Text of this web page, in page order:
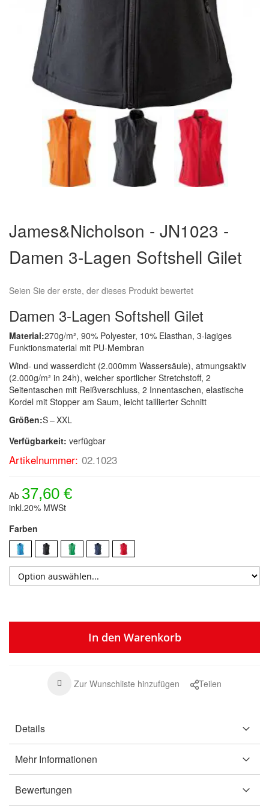
der
Bildergalerie
springen
James&Nicholson - JN1023 -
Damen 3-Lagen Softshell Gilet
Seien Sie der erste, der dieses Produkt bewertet
Damen 3-Lagen Softshell Gilet
Material:270g/m², 90% Polyester, 10% Elasthan, 3-lagiges
Funktionsmaterial mit PU-Membran
Wind- und wasserdicht (2.000mm Wassersäule), atmungsaktiv
(2.000g/m² in 24h), weicher sportlicher Stretchstoff, 2
Seitentaschen mit Reißverschluss, 2 Innentaschen, elastische
Kordel mit Stopper am Saum, leicht taillierter Schnitt
Größen:S – XXL
Verfügbarkeit: verfügbar
Artikelnummer: 02.1023
Ab 37,60 €
inkl.20% MWSt
Farben
In den Warenkorb
Zur Wunschliste hinzufügen Teilen
Details
Mehr Informationen
Bewertungen